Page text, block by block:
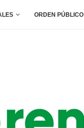
ORDEN PÚBLICO